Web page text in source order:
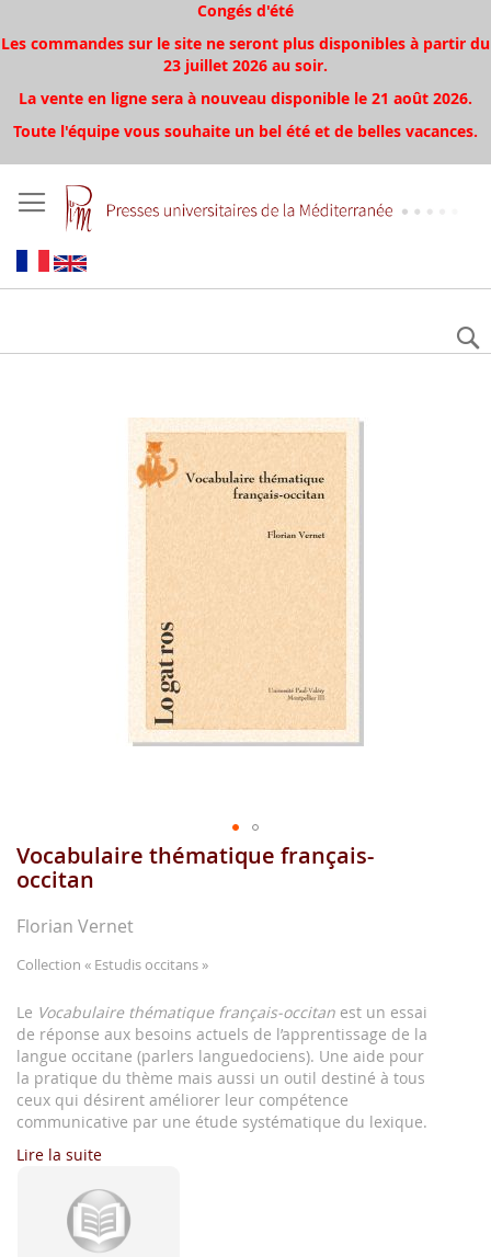
Congés d'été
Les commandes sur le site ne seront plus disponibles à partir du
23 juillet 2026 au soir.
La vente en ligne sera à nouveau disponible le 21 août 2026.
Toute l'équipe vous souhaite un bel été et de belles vacances.
Aller
au
de
gallerie
Vocabulaire thématique français-
occitan
Florian Vernet
Collection « Estudis occitans »
Le Vocabulaire thématique français-occitan est un essai
de réponse aux besoins actuels de l’apprentissage de la
langue occitane (parlers languedociens). Une aide pour
la pratique du thème mais aussi un outil destiné à tous
ceux qui désirent améliorer leur compétence
communicative par une étude systématique du lexique.
Lire la suite